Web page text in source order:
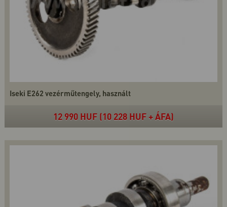
Iseki E262 vezérműtengely, használt
12 990 HUF (10 228 HUF + ÁFA)